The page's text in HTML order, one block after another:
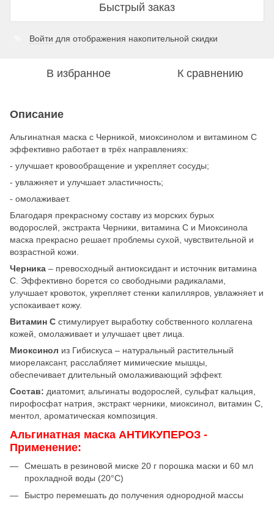
Быстрый заказ
Войти для отображения накопительной скидки
В избранное К сравнению
Описание
Альгинатная маска с Черникой, миоксинолом и витамином С
эффективно работает в трёх направлениях:
- улучшает кровообращение и укрепляет сосуды;
- увлажняет и улучшает эластичность;
- омолаживает.
Благодаря прекрасному составу из морских бурых
водорослей, экстракта Черники, витамина С и Миоксинола
маска прекрасно решает проблемы сухой, чувствительной и
возрастной кожи.
Черника – превосходный антиоксидант и источник витамина
С. Эффективно борется со свободными радикалами,
улучшает кровоток, укрепляет стенки капилляров, увлажняет и
успокаивает кожу.
Витамин С стимулирует выработку собственного коллагена
кожей, омолаживает и улучшает цвет лица.
Миоксинол из Гибискуса – натуральный растительный
миорелаксант, расслабляет мимические мышцы,
обеспечивает длительный омолаживающий эффект.
Состав: диатомит, альгинаты водорослей, сульфат кальция,
пирофосфат натрия, экстракт черники, миоксинол, витамин С,
ментол, ароматическая композиция.
Альгинатная маска АНТИКУПЕРОЗ -
Применение:
Смешать в резиновой миске 20 г порошка маски и 60 мл
прохладной воды (20°C)
Быстро перемешать до получения однородной массы